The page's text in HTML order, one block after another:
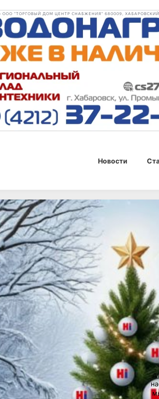
ООО "ТОРГОВЫЙ ДОМ ЦЕНТР СНАБЖЕНИЯ" 680009,
Новости
Город 31 декабря 2025 г., 09:00
с Новым
м годом!
«Хабинфо»
новый, 2026 год — время
начинаний и тёплых встреч
Многие уже украсили дома
и нарядили ёлки. Но немало и тех,
сейчас доделывает последние
создает красоту, которая будет
все новогодние праздники. Каждая